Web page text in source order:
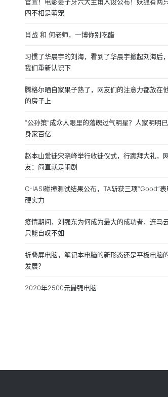
四不相是萌宠
肖战 和 何老师，一博你别吃醋
习惯了华晨宇的刘海，看到了华晨宇掀起刘海后
我们重新认识下
腾格尔晒自家果子熟了，网友们的注意力都放在
的房子上
“公孙策”成众人眼里的落魄过气明星？人家明明
身家百亿
赵本山爱徒宋晓峰举行收徒仪式，行跪拜大礼，
友：简直就是闹剧
C-IASI碰撞测试结果公布，TA斩获三项“Good”表
硬实力
疫情期间，刘强东为何成为最大的成功者，连马
只能自叹不如
折叠屏电脑，笔记本电脑的新形态还是平板电脑
发展？
2020年2500元最强电脑